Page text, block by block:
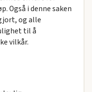
Også i denne saken
og alle
til å
vilkår.